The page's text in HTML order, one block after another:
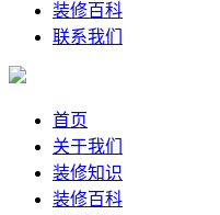
装修百科
联系我们
首页
关于我们
装修知识
装修百科